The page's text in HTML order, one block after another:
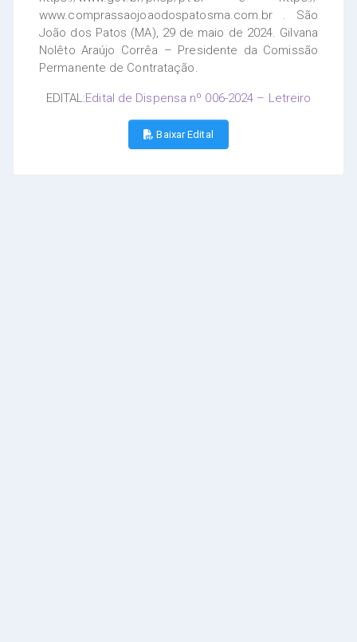
www.comprassaojoaodospatosma.com.br . São
João dos Patos (MA), 29 de maio de 2024. Gilvana
Nolêto Araújo Corrêa – Presidente da Comissão
Permanente de Contratação.
EDITAL:Edital de Dispensa nº 006-2024 – Letreiro
Baixar Edital